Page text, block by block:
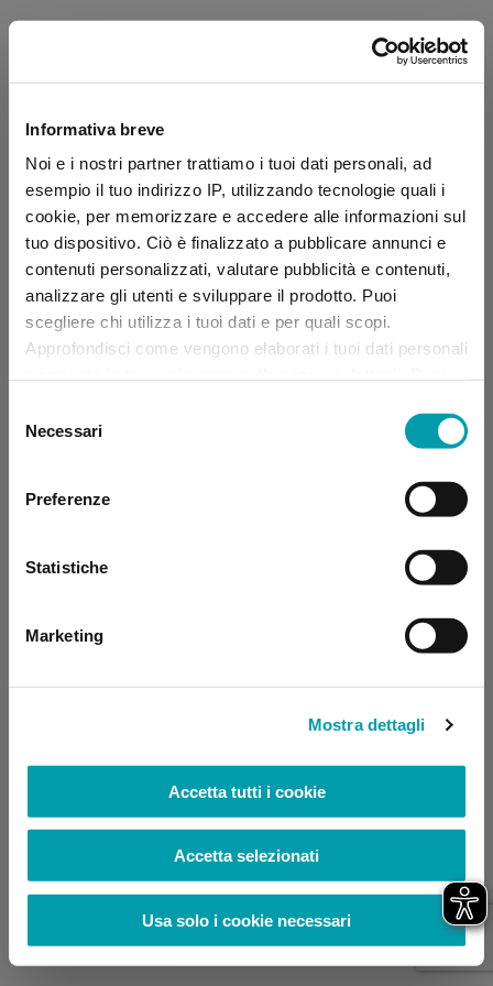
Informativa breve
Noi e i nostri partner trattiamo i tuoi dati personali, ad
esempio il tuo indirizzo IP, utilizzando tecnologie quali i
cookie, per memorizzare e accedere alle informazioni sul
tuo dispositivo. Ciò è finalizzato a pubblicare annunci e
contenuti personalizzati, valutare pubblicità e contenuti,
analizzare gli utenti e sviluppare il prodotto. Puoi
scegliere chi utilizza i tuoi dati e per quali scopi.
Approfondisci come vengono elaborati i tuoi dati personali
momento dalla Dichiarazione sui “
delNecessari
Preferenze
Statistiche
Marketing
Mostra dettagli
Accetta tutti i cookie
Accetta selezionati
Usa solo i cookie necessari
Application error: a client-side exception has occurred (see the
browser console for more information)